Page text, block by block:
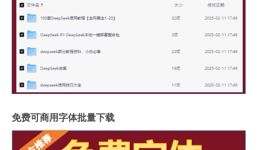
免费可商用字体批量下载